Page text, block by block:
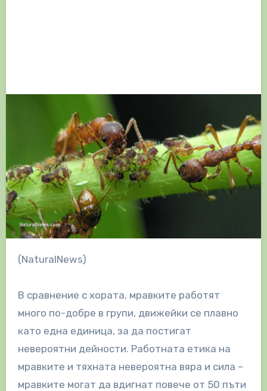
(NaturalNews)
В сравнение с хората, мравките работят
много по-добре в групи, движейки се плавно
като една единица, за да постигат
невероятни дейности. Работната етика на
мравките и тяхната невероятна вяра и сила –
мравките могат да вдигнат повече от 50 пъти